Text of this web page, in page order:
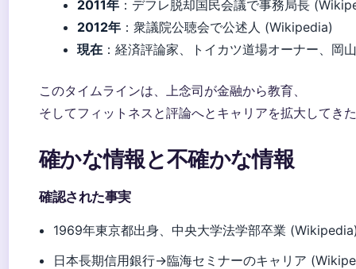
2011年 ：デフレ脱却国民会議で事務局長
2012年 ：衆議院公聴会で公述人 (Wikipedia)
現在 ：経済評論家、トイカツ道場オーナー、岡
このタイムラインは、上念司が金融から教育、
そしてフィットネスと評論へとキャリアを拡大してき
確かな情報と不確かな情報
確認された事実
1969年東京都出身、中央大学法学部卒業
日本長期信用銀行→臨海セミナーのキャリア